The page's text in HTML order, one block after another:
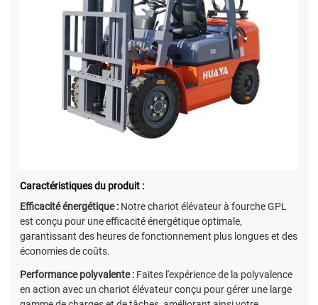
Caractéristiques du produit :
Efficacité énergétique : Notre chariot élévateur à fourche GPL
est conçu pour une efficacité énergétique optimale,
garantissant des heures de fonctionnement plus longues et des
économies de coûts.
Performance polyvalente : Faites l'expérience de la polyvalence
en action avec un chariot élévateur conçu pour gérer une large